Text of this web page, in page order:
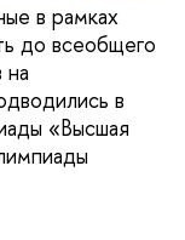
в рамках
до всеобщего
на
в
«Высшая